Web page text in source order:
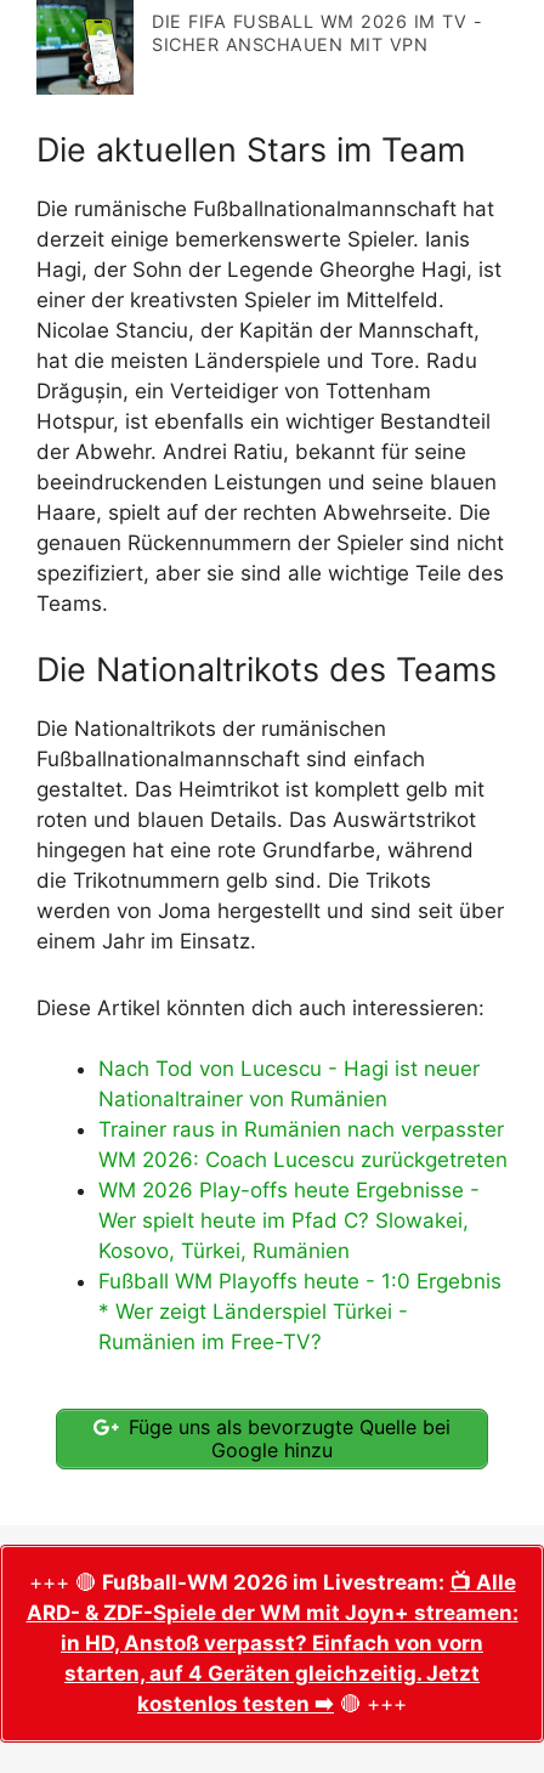
DIE FIFA FUSBALL WM 2026 IM TV -
SICHER ANSCHAUEN MIT VPN
Die aktuellen Stars im Team
Die rumänische Fußballnationalmannschaft hat
derzeit einige bemerkenswerte Spieler. Ianis
Hagi, der Sohn der Legende Gheorghe Hagi, ist
einer der kreativsten Spieler im Mittelfeld.
Nicolae Stanciu, der Kapitän der Mannschaft,
hat die meisten Länderspiele und Tore. Radu
Drăgușin, ein Verteidiger von Tottenham
Hotspur, ist ebenfalls ein wichtiger Bestandteil
der Abwehr. Andrei Ratiu, bekannt für seine
beeindruckenden Leistungen und seine blauen
Haare, spielt auf der rechten Abwehrseite. Die
genauen Rückennummern der Spieler sind nicht
spezifiziert, aber sie sind alle wichtige Teile des
Teams.
Die Nationaltrikots des Teams
Die Nationaltrikots der rumänischen
Fußballnationalmannschaft sind einfach
gestaltet. Das Heimtrikot ist komplett gelb mit
roten und blauen Details. Das Auswärtstrikot
hingegen hat eine rote Grundfarbe, während
die Trikotnummern gelb sind. Die Trikots
werden von Joma hergestellt und sind seit über
einem Jahr im Einsatz.
Diese Artikel könnten dich auch interessieren:
Nach Tod von Lucescu - Hagi ist neuer
Nationaltrainer von Rumänien
Trainer raus in Rumänien nach verpasster
WM 2026: Coach Lucescu zurückgetreten
WM 2026 Play-offs heute Ergebnisse -
Wer spielt heute im Pfad C? Slowakei,
Kosovo, Türkei, Rumänien
Fußball WM Playoffs heute - 1:0 Ergebnis
* Wer zeigt Länderspiel Türkei -
Rumänien im Free-TV?
Füge uns als bevorzugte Quelle bei
Google hinzu
+++ 🔴 Fußball-WM 2026 im Livestream: 📺 Alle
ARD- & ZDF-Spiele der WM mit Joyn+ streamen:
in HD, Anstoß verpasst? Einfach von vorn
starten, auf 4 Geräten gleichzeitig. Jetzt
kostenlos testen ➡️ 🔴 +++